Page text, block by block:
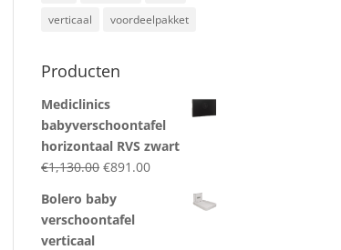
verticaal
voordeelpakket
Producten
Mediclinics
babyverschoontafel
horizontaal RVS zwart
€1,130.00 Original
was:
€1,130.00.
€891.00Current
Bolero baby
verschoontafel
verticaal